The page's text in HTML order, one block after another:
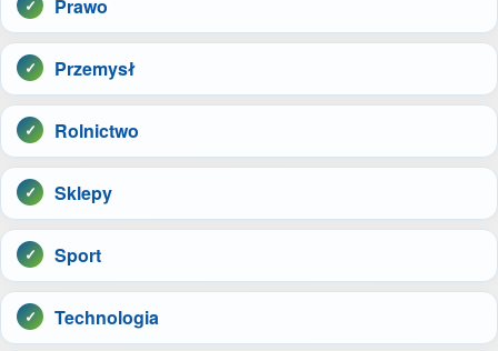
Prawo
Przemysł
Rolnictwo
Sklepy
Sport
Technologia